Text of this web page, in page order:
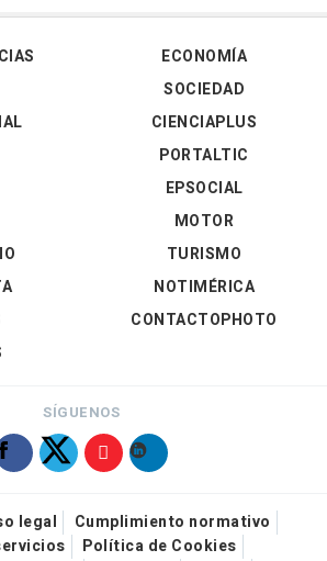
ECONOMÍA
SOCIEDAD
CIENCIAPLUS
PORTALTIC
EPSOCIAL
MOTOR
TURISMO
NOTIMÉRICA
CONTACTOPHOTO
SÍGUENOS
legal
Cumplimiento normativo
Política de Cookies